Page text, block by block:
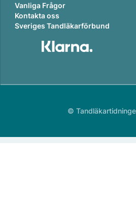
Vanliga Frågor
Kontakta oss
Sveriges Tandläkarförbund
©